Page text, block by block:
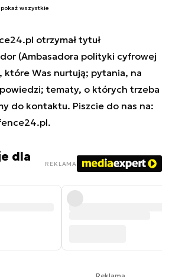
pokaż wszystkie
otrzymał tytuł
(Ambasadora polityki cyfrowej
które Was nurtują; pytania, na
tematy, o których trzeba
do kontaktu. Piszcie do nas na:
.
dla
REKLAMA